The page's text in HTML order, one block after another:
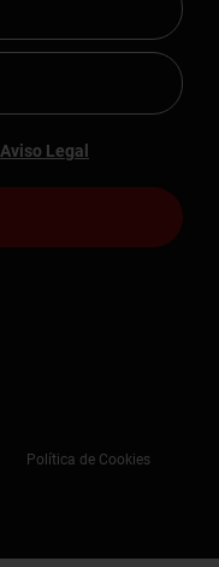
Aviso Legal
Política de Cookies